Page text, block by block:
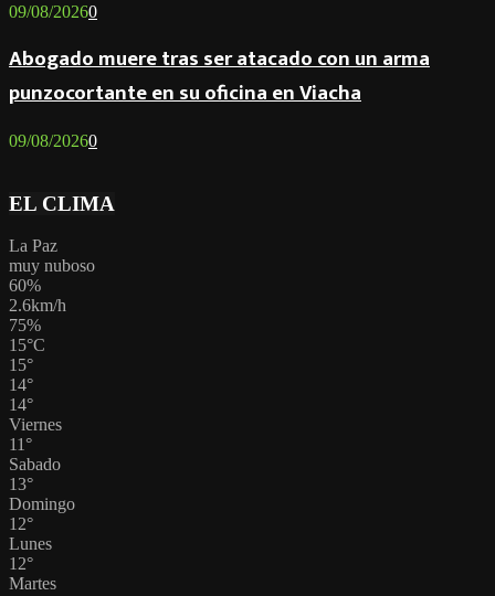
09/08/20260
Abogado muere tras ser atacado con un arma
punzocortante en su oficina en Viacha
09/08/20260
EL CLIMA
La Paz
muy nuboso
60%
2.6km/h
75%
15°C
15°
14°
14°
Viernes
11°
Sabado
13°
Domingo
12°
Lunes
12°
Martes